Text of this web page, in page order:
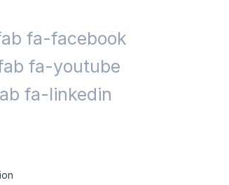
fa-facebook
fa-youtube
fa-linkedin